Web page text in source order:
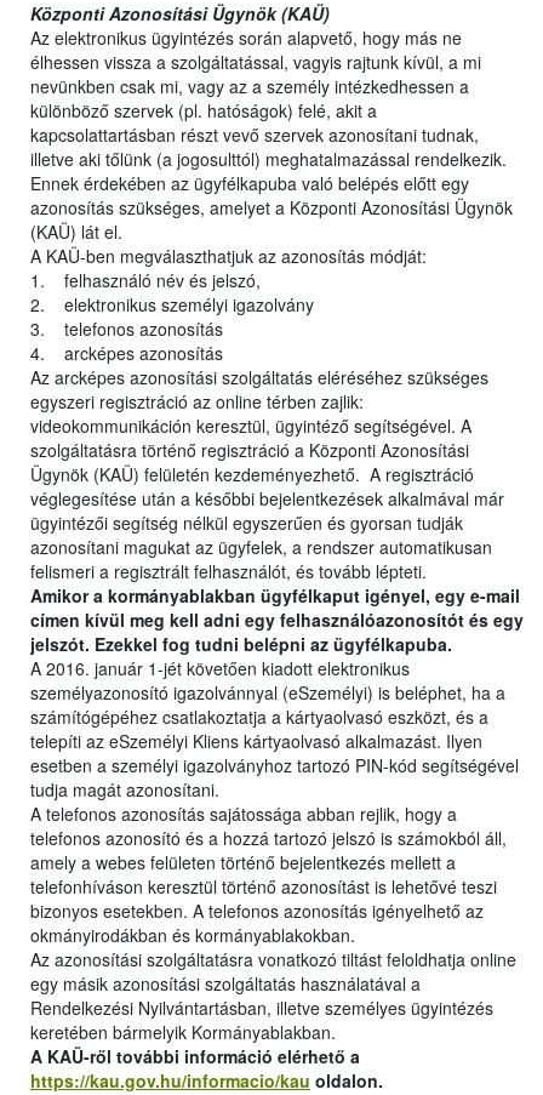
Központi Azonosítási Ügynök (KAÜ)
Az elektronikus ügyintézés során alapvető, hogy más ne
élhessen vissza a szolgáltatással, vagyis rajtunk kívül, a mi
nevünkben csak mi, vagy az a személy intézkedhessen a
különböző szervek (pl. hatóságok) felé, akit a
kapcsolattartásban részt vevő szervek azonosítani tudnak,
illetve aki tőlünk (a jogosulttól) meghatalmazással rendelkezik.
Ennek érdekében az ügyfélkapuba való belépés előtt egy
azonosítás szükséges, amelyet a Központi Azonosítási Ügynök
(KAÜ) lát el.
A KAÜ-ben megválaszthatjuk az azonosítás módját:
1. felhasználó név és jelszó,
2. elektronikus személyi igazolvány
3. telefonos azonosítás
4. arcképes azonosítás
Az arcképes azonosítási szolgáltatás eléréséhez szükséges
egyszeri regisztráció az online térben zajlik:
videokommunikáción keresztül, ügyintéző segítségével. A
szolgáltatásra történő regisztráció a Központi Azonosítási
Ügynök (KAÜ) felületén kezdeményezhető. A regisztráció
véglegesítése után a későbbi bejelentkezések alkalmával már
ügyintézői segítség nélkül egyszerűen és gyorsan tudják
azonosítani magukat az ügyfelek, a rendszer automatikusan
felismeri a regisztrált felhasználót, és tovább lépteti.
Amikor a kormányablakban ügyfélkaput igényel, egy e-mail
címen kívül meg kell adni egy felhasználóazonosítót és egy
jelszót. Ezekkel fog tudni belépni az ügyfélkapuba.
A 2016. január 1-jét követően kiadott elektronikus
személyazonosító igazolvánnyal (eSzemélyi) is beléphet, ha a
számítógépéhez csatlakoztatja a kártyaolvasó eszközt, és a
telepíti az eSzemélyi Kliens kártyaolvasó alkalmazást. Ilyen
esetben a személyi igazolványhoz tartozó PIN-kód segítségével
tudja magát azonosítani.
A telefonos azonosítás sajátossága abban rejlik, hogy a
telefonos azonosító és a hozzá tartozó jelszó is számokból áll,
amely a webes felületen történő bejelentkezés mellett a
telefonhíváson keresztül történő azonosítást is lehetővé teszi
bizonyos esetekben. A telefonos azonosítás igényelhető az
okmányirodákban és kormányablakokban.
Az azonosítási szolgáltatásra vonatkozó tiltást feloldhatja online
egy másik azonosítási szolgáltatás használatával a
Rendelkezési Nyilvántartásban, illetve személyes ügyintézés
keretében bármelyik Kormányablakban.
A KAÜ-ről további információ elérhető a
https://kau.gov.hu/informacio/kau oldalon.